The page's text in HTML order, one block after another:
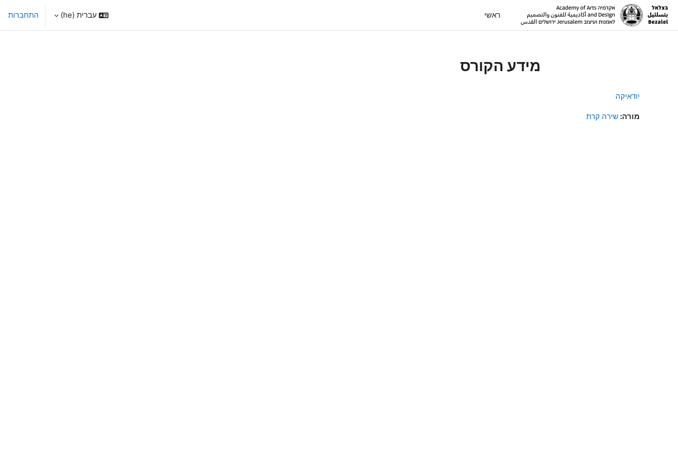
דילוג לתוכן הראשי
ראשי
עברית ‎(he)‎ התחברות
מידע הקורס
יודאיקה
מורה: שירה קרת